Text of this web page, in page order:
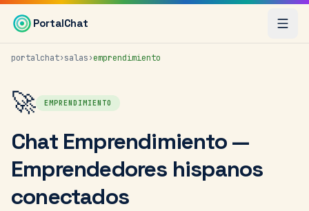
Saltar al contenido principal
PortalChat
portalchat›salas›emprendimiento
🚀 EMPRENDIMIENTO
Chat Emprendimiento —
Emprendedores hispanos
conectados